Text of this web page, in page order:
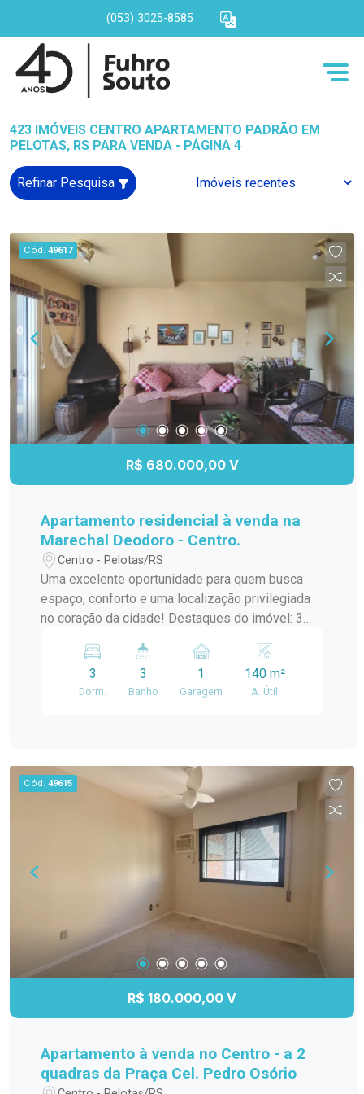
(053) 3025-8585
423 IMÓVEIS CENTRO APARTAMENTO PADRÃO EM
PELOTAS, RS PARA VENDA - PÁGINA 4
Refinar Pesquisa
Cód. 49617
R$ 680.000,00 V
Apartamento residencial à venda na
Marechal Deodoro - Centro.
Centro - Pelotas/RS
Uma excelente oportunidade para quem busca
espaço, conforto e uma localização privilegiada
no coração da cidade! Destaques do imóvel: 3
com lareira Cozinha funcional Dependência de
empregada Lavanderia separada Terraço, ideal
para momentos de lazer Churrasqueira para reunir
privilegiada na Marechal Deodoro, no Centro, com
fácil acesso a comércios, serviços, escolas e
tudo o que você precisa no dia a dia. Um imóvel
completo, ideal para famílias que valorizam
espaço, segurança e praticidade! Entre em
contato para mais informações e agende sua
3
Dorm.
3
Banho
1
Garagem
140 m²
A. Útil
Cód. 49615
R$ 180.000,00 V
Apartamento à venda no Centro - a 2
quadras da Praça Cel. Pedro Osório